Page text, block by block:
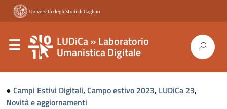
LUDiCa » Laboratorio
Umanistica Digitale
● Campi Estivi Digitali, Campo estivo 2023, LUDiCa 23,
Novità e aggiornamenti